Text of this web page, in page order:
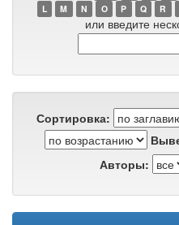
L
M N O P Q R
или введите
Сортировка:
Авторы: